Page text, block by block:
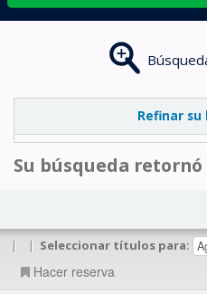
Refinar su
Su búsqueda
| | Seleccionar títulos para:
Hacer reserva